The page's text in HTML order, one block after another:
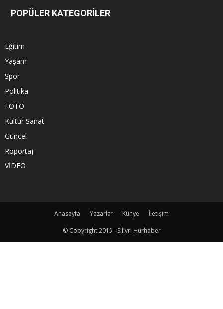
POPÜLER KATEGORİLER
Eğitim
Yaşam
Spor
Politika
FOTO
Kültür Sanat
Güncel
Röportaj
VİDEO
Anasayfa Yazarlar Künye
İletişim
© Copyright 2015 - Silivri Hürhaber